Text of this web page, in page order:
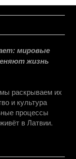
мировые
жизнь
раскрываем их
и культура
процессы
в Латвии.